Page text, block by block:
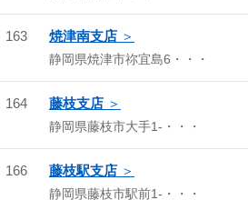
163 焼津南支店
静岡県焼津市祢宜島6・・・
164 藤枝支店
静岡県藤枝市大手1-・・・
166 藤枝駅支店
静岡県藤枝市駅前1-・・・